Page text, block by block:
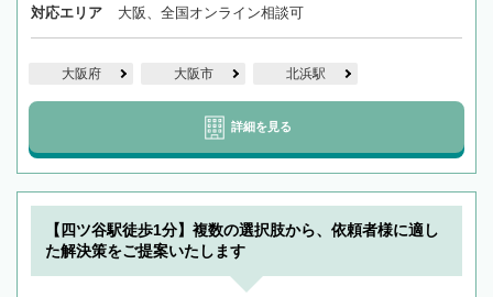
対応エリア 大阪、全国オンライン相談可
大阪府 大阪市 北浜駅
詳細を見る
【四ツ谷駅徒歩1分】複数の選択肢から、依頼者様に適し
た解決策をご提案いたします